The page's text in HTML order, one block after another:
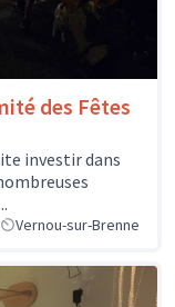
des Fêtes
investir dans
Vernou-sur-Brenne